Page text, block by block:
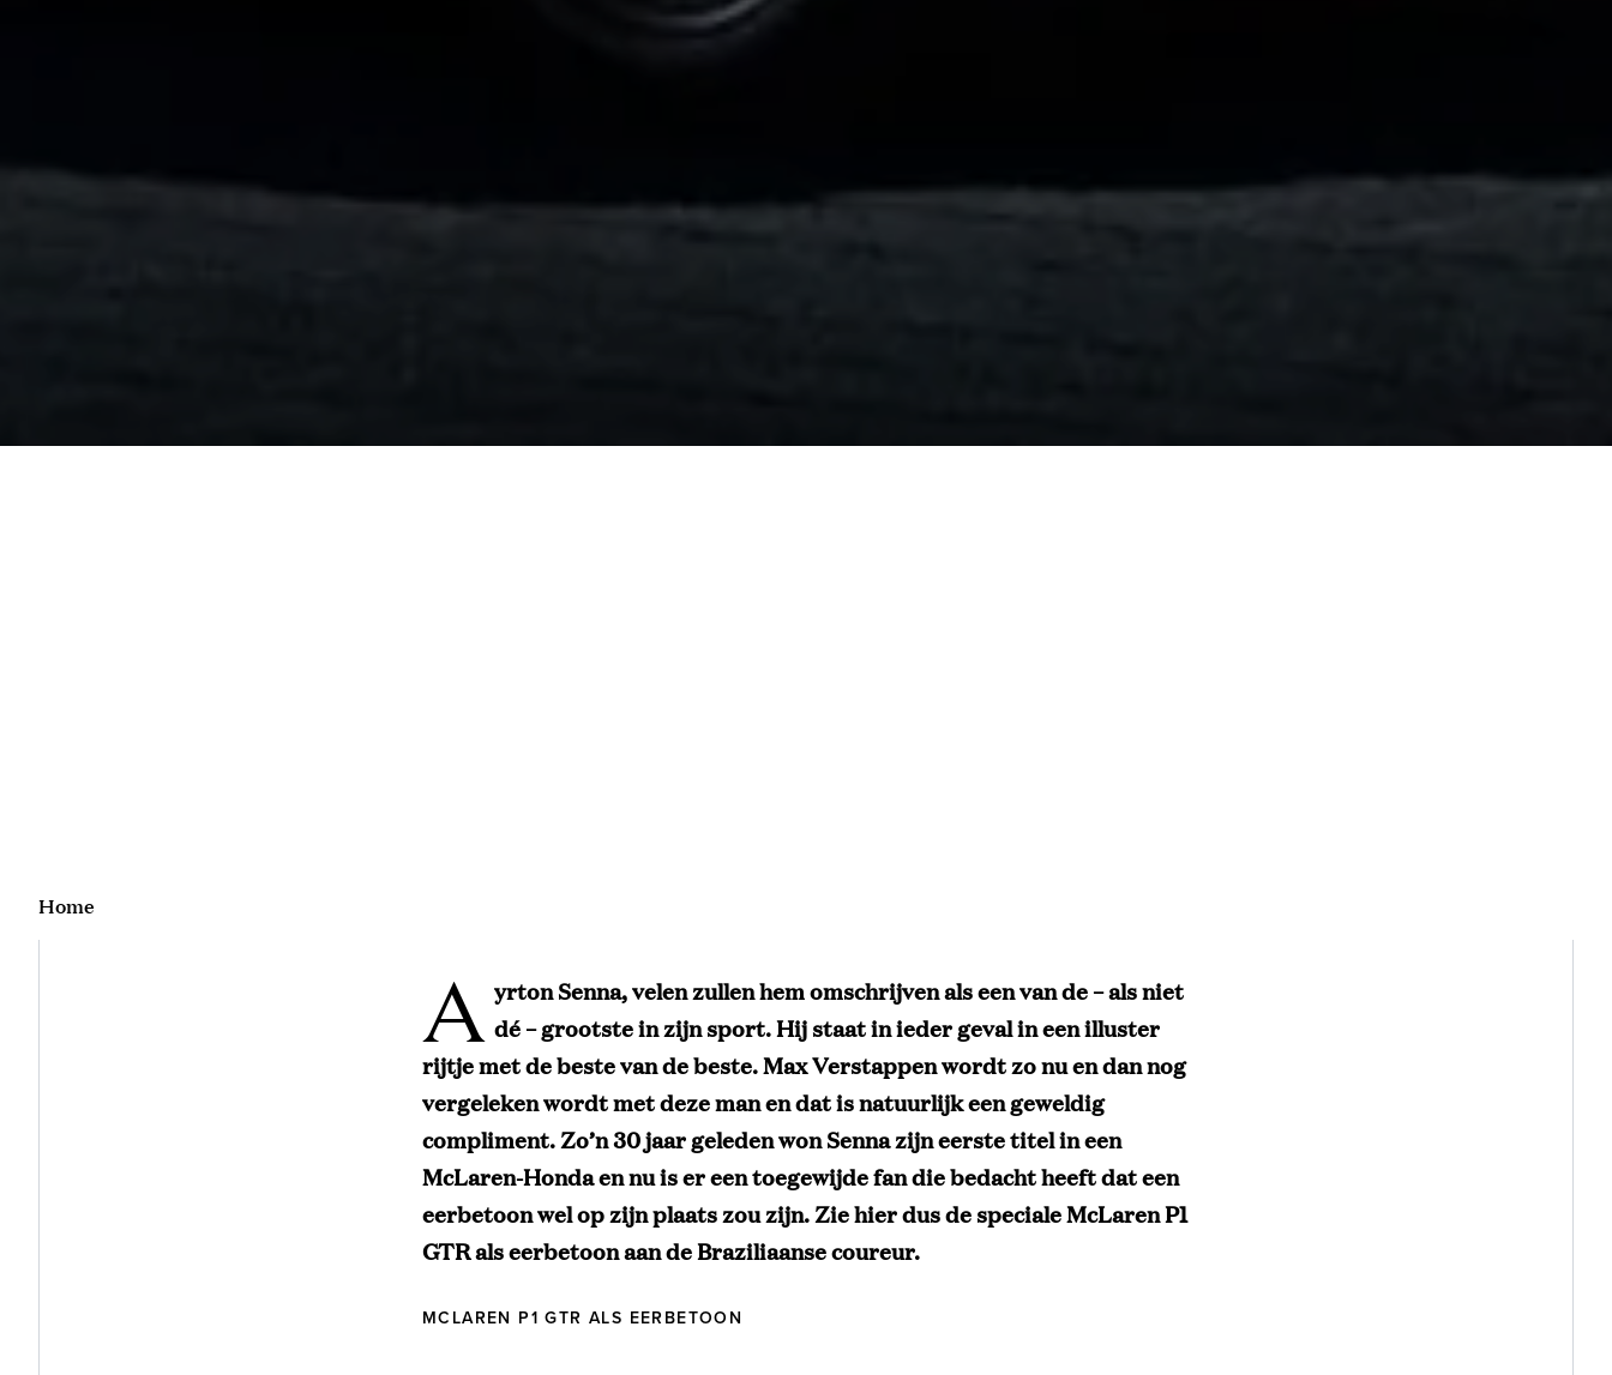
Home
A yrton Senna, velen zullen hem omschrijven als een van de – als niet
dé – grootste in zijn sport. Hij staat in ieder geval in een illuster
rijtje met de beste van de beste. Max Verstappen wordt zo nu en dan nog
vergeleken wordt met deze man en dat is natuurlijk een geweldig
compliment. Zo’n 30 jaar geleden won Senna zijn eerste titel in een
McLaren-Honda en nu is er een toegewijde fan die bedacht heeft dat een
eerbetoon wel op zijn plaats zou zijn. Zie hier dus de speciale McLaren P1
GTR als eerbetoon aan de Braziliaanse coureur.
MCLAREN P1 GTR ALS EERBETOON